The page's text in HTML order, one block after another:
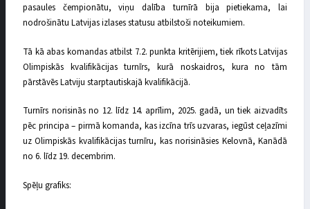
pasaules čempionātu, viņu dalība turnīrā bija pietiekama, lai
nodrošinātu Latvijas izlases statusu atbilstoši noteikumiem.
Tā kā abas komandas atbilst 7.2. punkta kritērijiem, tiek rīkots Latvijas
Olimpiskās kvalifikācijas turnīrs, kurā noskaidros, kura no tām
pārstāvēs Latviju starptautiskajā kvalifikācijā.
Turnīrs norisinās no 12. līdz 14. aprīlim, 2025. gadā, un tiek aizvadīts
pēc principa – pirmā komanda, kas izcīna trīs uzvaras, iegūst ceļazīmi
uz Olimpiskās kvalifikācijas turnīru, kas norisināsies Kelovnā, Kanādā
no 6. līdz 19. decembrim.
Spēļu grafiks: